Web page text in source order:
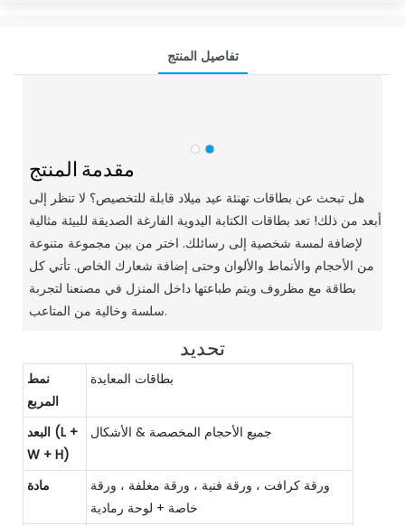
تفاصيل المنتج
مقدمة المنتج
هل تبحث عن بطاقات تهنئة عيد ميلاد قابلة للتخصيص؟ لا تنظر إلى
أبعد من ذلك! تعد بطاقات الكتابة اليدوية الفارغة الصديقة للبيئة مثالية
لإضافة لمسة شخصية إلى رسائلك. اختر من بين مجموعة متنوعة
من الأحجام والأنماط والألوان وحتى إضافة شعارك الخاص. تأتي كل
بطاقة مع مظروف ويتم طباعتها داخل المنزل في مصنعنا لتجربة
سلسة وخالية من المتاعب.
تحديد
نمط
المربع
بطاقات المعايدة
البعد (L +
W + H)
جميع الأحجام المخصصة & الأشكال
مادة
ورقة كرافت ، ورقة فنية ، ورقة مغلفة ، ورقة
خاصة + لوحة رمادية